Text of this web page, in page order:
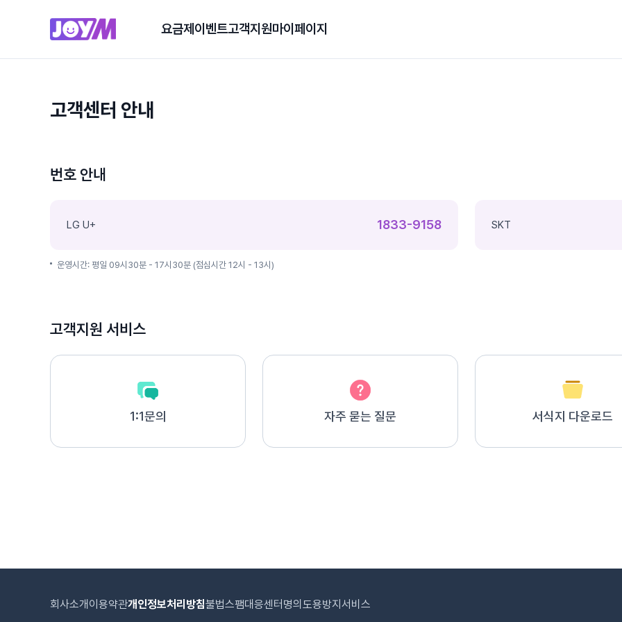
요금제 이벤트고객지원마이페이지
고객센터 안내
번호 안내
LG U+ 1833-9158 SKT
운영시간: 평일 09시30분 - 17시30분 (점심시간 12시 - 13시)
고객지원 서비스
1:1문의 자주 묻는 질문 서식지 다운로드
회사소개 이용약관개인정보처리방침불법스팸대응센터 명의도용방지서비스